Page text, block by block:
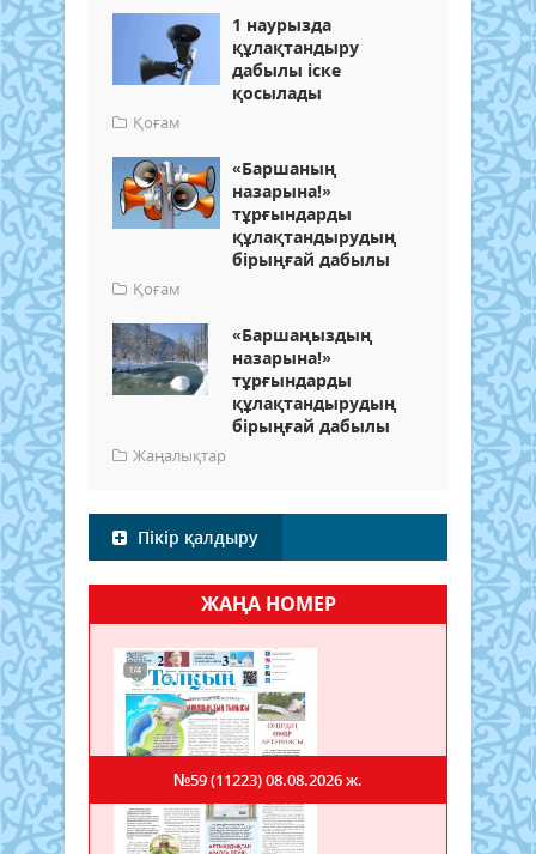
1 наурызда
құлақтандыру
дабылы іске
қосылады
Қоғам
«Баршаның
назарына!»
тұрғындарды
құлақтандырудың
бірыңғай дабылы
Қоғам
«Баршаңыздың
назарына!»
тұрғындарды
құлақтандырудың
бірыңғай дабылы
Жаңалықтар
Пікір қалдыру
ЖАҢА НОМЕР
№59 (11223)08.08.2026 ж.